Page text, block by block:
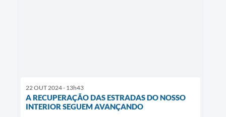
22 OUT 2024 - 13h43
A RECUPERAÇÃO DAS ESTRADAS DO NOSSO
INTERIOR SEGUEM AVANÇANDO